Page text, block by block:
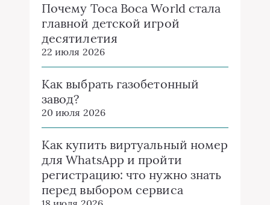
Почему Toca Boca World стала
главной детской игрой
десятилетия
22 июля 2026
Как выбрать газобетонный
завод?
20 июля 2026
Как купить виртуальный номер
для WhatsApp и пройти
регистрацию: что нужно знать
перед выбором сервиса